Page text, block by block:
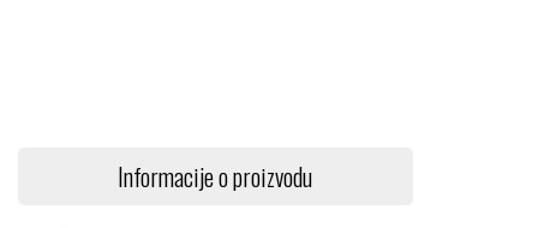
Informacije o proizvodu